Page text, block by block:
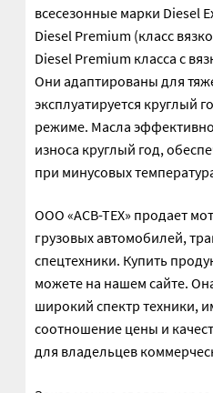
Штоки АГУ
Мой аккаунт
О компании
Сервисное обслуживание
Контакты
Болт лемешный ГОСТ 7786-81
Болт шестигранный DIN 933
всесезонные марки Diesel
Diesel Premium (класс
Diesel Premium класса с
Они адаптированы для
эксплуатируется круглый
режиме. Масла
износа круглый год,
при минусовых
ООО «АСВ-ТЕХ» продает
грузовых автомобилей,
спецтехники. Купить
можете на нашем сайте.
широкий спектр техники,
соотношение цены и
для владельцев